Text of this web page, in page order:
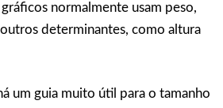
normalmente usam peso,
determinantes, como altura
um guia muito útil para o tamanho